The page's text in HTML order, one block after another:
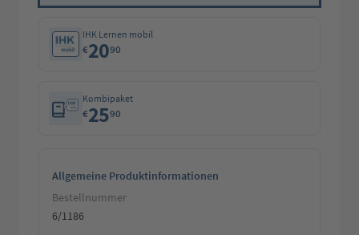
IHK Lernen mobil
€2090
Kombipaket
€2590
Allgemeine Produktinformationen
Bestellnummer
6/1186